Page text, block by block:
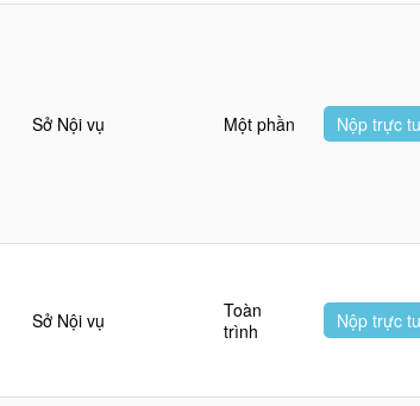
Sở Nội vụ Một phần Nộp trực
Sở Nội vụ
Toàn
trình
Nộp trực